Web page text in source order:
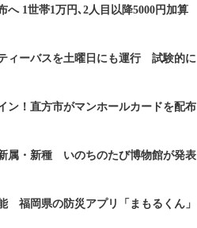
へ 1世帯1万円､2人目以降5000円加算
ィーバスを土曜日にも運行 試験的に
ン！直方市がマンホールカードを配布
属・新種 いのちのたび博物館が発表
福岡県の防災アプリ「まもるくん」